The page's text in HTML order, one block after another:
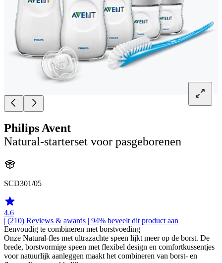
Philips Avent
Natural-starterset voor pasgeborenen
SCD301/05
4.6
| (210) Reviews & awards | 94% beveelt dit product aan
Eenvoudig te combineren met borstvoeding
Onze Natural-fles met ultrazachte speen lijkt meer op de borst. De
brede, borstvormige speen met flexibel design en comfortkussentjes
voor natuurlijk aanleggen maakt het combineren van borst- en